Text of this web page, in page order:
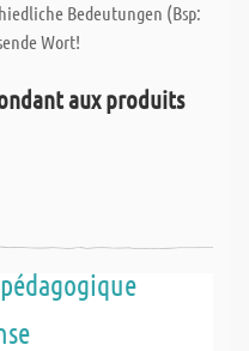
Bedeutungen (Bsp:
Wort!
aux produits